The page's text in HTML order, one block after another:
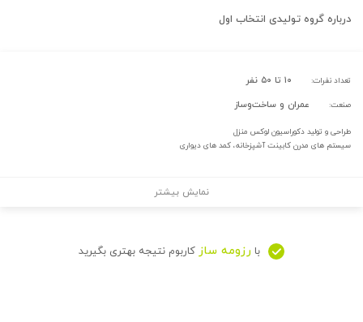
درباره گروه تولیدی انتخاب اول
تعداد نفرات: ۱۰ تا ۵۰ نفر
صنعت: عمران و ساخت‌وساز
طراحی و تولید دکوراسیون لوکس منزل
سیستم های مدرن کابینت آشپزخانه، کمد های دیواری
نمایش بیشتر
با رزومه ساز کاربوم نتیجه بهتری بگیرید